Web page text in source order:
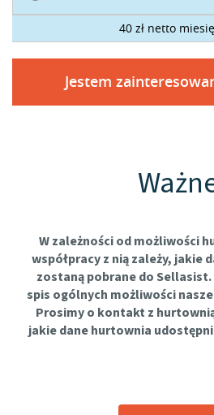
40 zł netto
Jestem
W zależności od możliwości
współpracy z nią zależy, jakie
zostaną pobrane do Sellasist.
spis ogólnych możliwości
Prosimy o kontakt z
jakie dane hurtownia